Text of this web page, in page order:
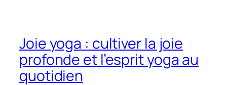
Joie yoga : cultiver la joie
profonde et l’esprit yoga au
quotidien